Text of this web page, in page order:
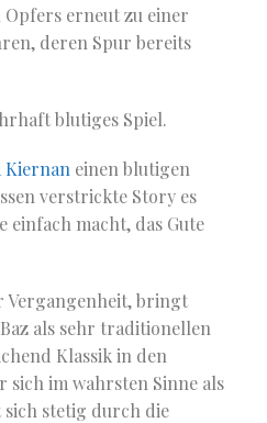
erneut zu einer
deren Spur bereits
blutiges Spiel.
Kiernan einen blutigen
verstrickte Story es
einfach macht, das Gute
Vergangenheit, bringt
als sehr traditionellen
Klassik in den
sich im wahrsten Sinne als
stetig durch die